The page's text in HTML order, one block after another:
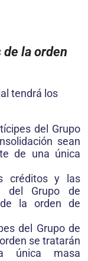
de la orden
tendrá los
del Grupo
sean
de una única
créditos y las
del Grupo de
la orden de
del Grupo de
se tratarán
única masa